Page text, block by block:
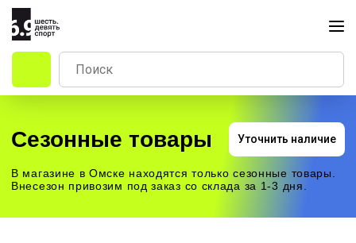
Сезонные товары
В магазине в Омске находятся только сезонные товары.
Внесезон привозим под заказ со склада за 1-3 дня.